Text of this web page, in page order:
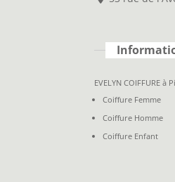
EVELYN COIFFURE
Coiffure Femme
Coiffure Homme
Coiffure Enfant